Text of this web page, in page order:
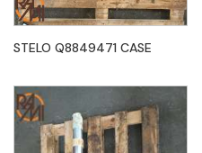
STELO Q8849471 CASE